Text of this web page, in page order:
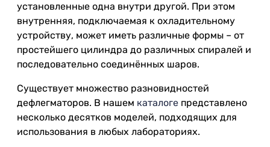
установленные одна внутри другой. При этом
внутренняя, подключаемая к охладительному
устройству, может иметь различные формы – от
простейшего цилиндра до различных спиралей и
последовательно соединённых шаров.
Существует множество разновидностей
дефлегматоров. В нашем каталоге представлено
несколько десятков моделей, подходящих для
использования в любых лабораториях.